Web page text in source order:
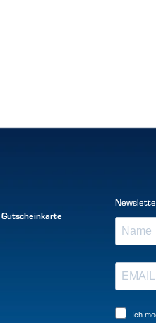
Gutscheinkarte
Ich